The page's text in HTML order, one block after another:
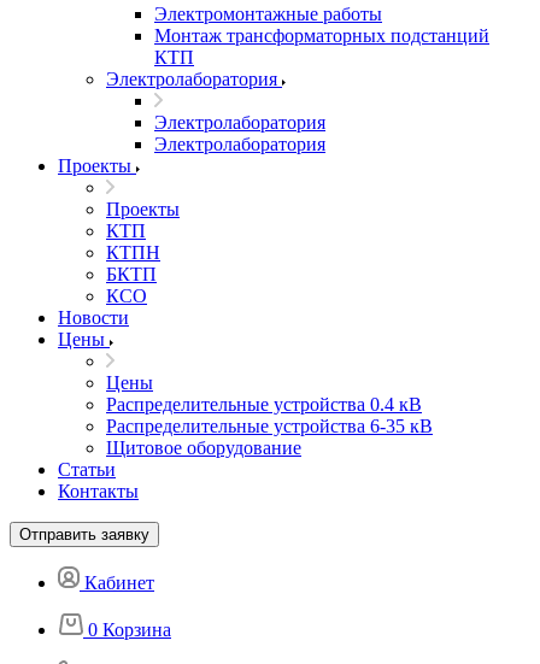
Электромонтажные работы
Монтаж трансформаторных подстанций
КТП
Электролаборатория
Электролаборатория
Электролаборатория
Проекты
Проекты
КТП
КТПН
БКТП
КСО
Новости
Цены
Цены
Распределительные устройства 0.4 кВ
Распределительные устройства 6-35 кВ
Щитовое оборудование
Статьи
Контакты
Отправить заявку
Кабинет
0 Корзина